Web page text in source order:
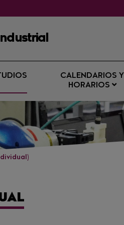
CALENDARIOS Y
HORARIOS